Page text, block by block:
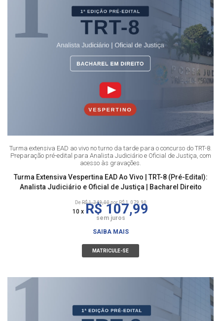
Turma extensiva EAD ao vivo no turno da tarde para o concurso do TRT-8.
Preparação pré-edital para Analista Judiciário e Oficial de Justiça, com
acesso às gravações.
Turma Extensiva Vespertina EAD Ao Vivo | TRT-8 (Pré-Edital):
Analista Judiciário e Oficial de Justiça | Bacharel Direito
DeR$ 1.349,00por R$ 1.079,90
10 x R$ 107,99
sem juros
SAIBA MAIS
MATRICULE-SE